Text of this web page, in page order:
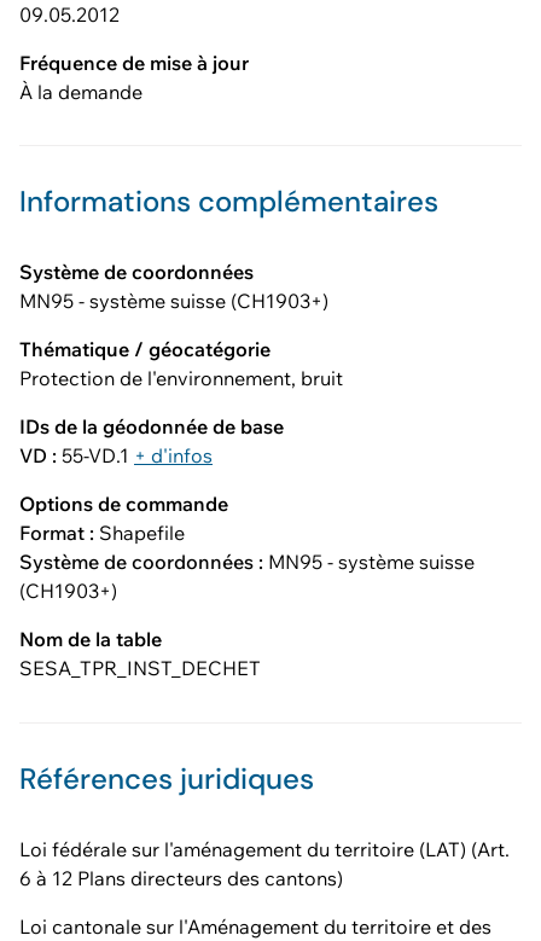
09.05.2012
Fréquence de mise à jour
À la demande
Informations complémentaires
Système de coordonnées
MN95 - système suisse (CH1903+)
Thématique / géocatégorie
Protection de l'environnement, bruit
IDs de la géodonnée de base
VD : 55-VD.1 + d'infos
Options de commande
Format : Shapefile
Système de coordonnées : MN95 - système suisse
(CH1903+)
Nom de la table
SESA_TPR_INST_DECHET
Références juridiques
Loi fédérale sur l'aménagement du territoire (LAT) (Art.
6 à 12 Plans directeurs des cantons)
Loi cantonale sur l'Aménagement du territoire et des